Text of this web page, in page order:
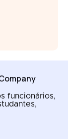
funcionários,